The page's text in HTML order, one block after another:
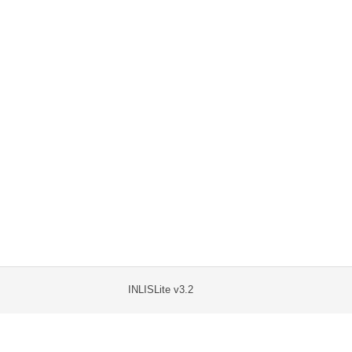
INLISLite v3.2